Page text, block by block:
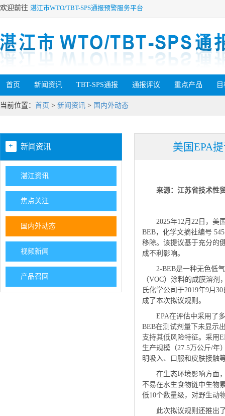
欢迎前往 湛江市WTO/TBT-SPS通报预警服务平台
首页 新闻资讯 TBT-SPS通报 通报评议 重点产品
当前位置： 首页 > 新闻资讯 > 国内外动态
+ 新闻资讯
湛江资讯
焦点关注
国内外动态
视频新闻
产品召回
美国EPA
来源：江苏省技术性
2025年12月22日，美
BEB，化学文摘社编号
移除。该提议基于充分的
成不利影响。
2-BEB是一种无色低
（VOC）涂料的成膜溶
氏化学公司于2019年9月
成了本次拟议规则。
EPA在评估中采用了
BEB在测试剂量下未显示
支持其低风险特征。采用
生产规模（27.5万公斤/年
明吸入、口服和皮肤接触
在生态环境影响方面
不易在水生食物链中生物
低10个数量级，对野生动
此次拟议规则还推出